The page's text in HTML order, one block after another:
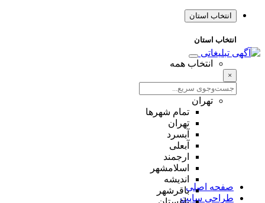
انتخاب استان
انتخاب استان
انتخاب همه
×
تهران
تمام شهر‌ها
تهران
آبسرد
آبعلی
ارجمند
اسلامشهر
اندیشه
باقرشهرصفحه اصلی
طراحی سایت